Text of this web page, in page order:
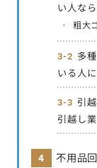
い人な
粗大
多
いる人
引
引越し
不用品